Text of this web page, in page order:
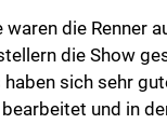
waren die Renner
die Show
haben sich sehr
und in